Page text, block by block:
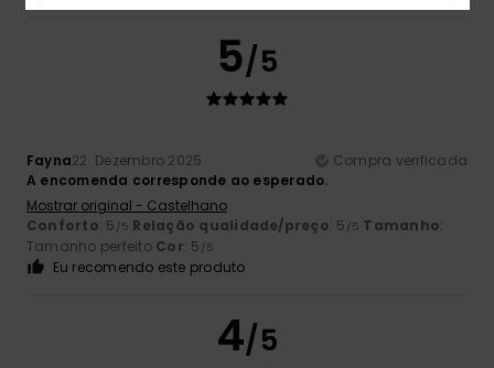
5/5
Fayna22. Dezembro 2025
Compra verificada
A encomenda corresponde ao esperado.
Mostrar original - Castelhano
Conforto: 5 /5 Relação qualidade/preço: 5 /5 Tamanho:
Tamanho perfeito Cor: 5 /5
Eu recomendo este produto
4/5